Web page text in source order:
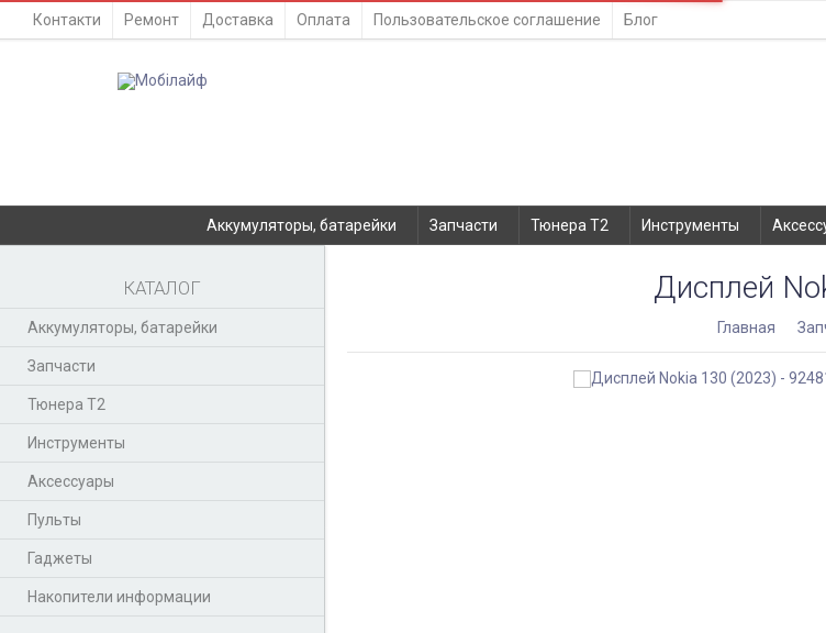
Контакти Ремонт Доставка Оплата Пользовательское соглашение Блог
Аккумуляторы, батарейки Запчасти Тюнера T2 Инструменты
КАТАЛОГ
Аккумуляторы, батарейки
Запчасти
Тюнера T2
Инструменты
Аксессуары
Пульты
Гаджеты
Накопители информации
Дисплей
Главная